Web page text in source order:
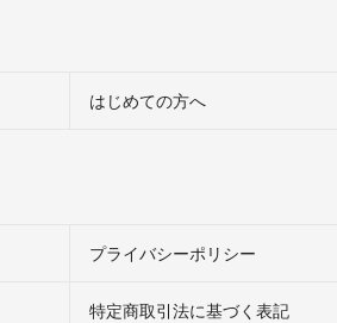
はじめての方へ
プライバシーポリシー
特定商取引法に基づく表記